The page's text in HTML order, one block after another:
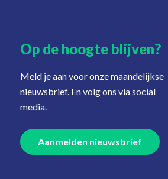
Op de hoogte blijven?
Meld je aan voor onze maandelijkse
nieuwsbrief. En volg ons via social
media.
Aanmelden nieuwsbrief